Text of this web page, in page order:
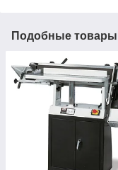
Подобные